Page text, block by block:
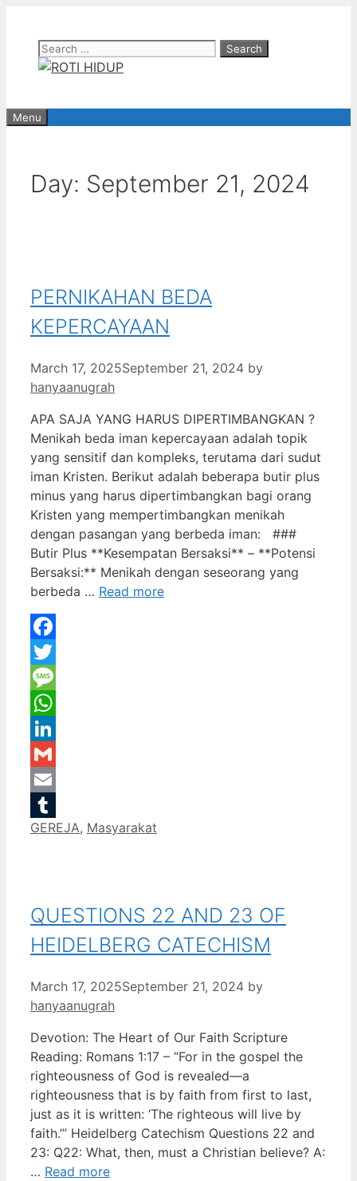
contentSearch
for:
Menu
Day: September 21, 2024
PERNIKAHAN BEDA
KEPERCAYAAN
March 17, 2025September 21, 2024 by
hanyaanugrah
APA SAJA YANG HARUS DIPERTIMBANGKAN ?
Menikah beda iman kepercayaan adalah topik
yang sensitif dan kompleks, terutama dari sudut
iman Kristen. Berikut adalah beberapa butir plus
minus yang harus dipertimbangkan bagi orang
Kristen yang mempertimbangkan menikah
dengan pasangan yang berbeda iman: ###
Butir Plus **Kesempatan Bersaksi** – **Potensi
Bersaksi:** Menikah dengan seseorang yang
berbeda … Read more
Facebook
Twitter
Message
WhatsApp
LinkedIn
Gmail
Email
Tumblr
Categories
GEREJA, Masyarakat
QUESTIONS 22 AND 23 OF
HEIDELBERG CATECHISM
March 17, 2025September 21, 2024 by
hanyaanugrah
Devotion: The Heart of Our Faith Scripture
Reading: Romans 1:17 – “For in the gospel the
righteousness of God is revealed—a
righteousness that is by faith from first to last,
just as it is written: ‘The righteous will live by
faith.’” Heidelberg Catechism Questions 22 and
23: Q22: What, then, must a Christian believe? A:
… Read more